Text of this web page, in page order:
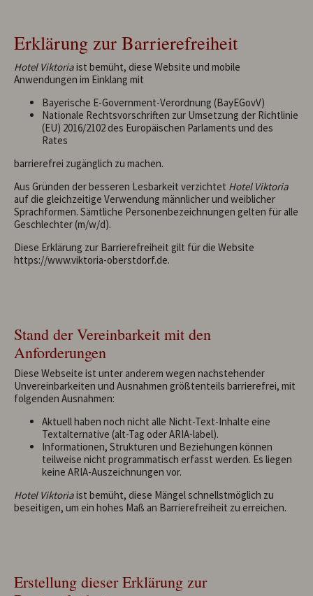
Erklärung zur Barrierefreiheit
Hotel Viktoriaist bemüht, diese Website und mobile
Anwendungen im Einklang mit
Bayerische E-Government-Verordnung (BayEGovV)
Nationale Rechtsvorschriften zur Umsetzung der Richtlinie
(EU) 2016/2102 des Europäischen Parlaments und des
Rates
barrierefrei zugänglich zu machen.
Aus Gründen der besseren Lesbarkeit verzichtet Hotel Viktoria
auf die gleichzeitige Verwendung männlicher und weiblicher
Sprachformen. Sämtliche Personenbezeichnungen gelten für alle
Geschlechter (m/w/d).
Diese Erklärung zur Barrierefreiheit gilt für die Website
https://www.viktoria-oberstdorf.de.
Stand der Vereinbarkeit mit den
Anforderungen
Diese Webseite ist unter anderem wegen nachstehender
Unvereinbarkeiten und Ausnahmen größtenteils barrierefrei, mit
folgenden Ausnahmen:
Aktuell haben noch nicht alle Nicht-Text-Inhalte eine
Textalternative (alt-Tag oder ARIA-label).
Informationen, Strukturen und Beziehungen können
teilweise nicht programmatisch erfasst werden. Es liegen
keine ARIA-Auszeichnungen vor.
Hotel Viktoriaist bemüht, diese Mängel schnellstmöglich zu
beseitigen, um ein hohes Maß an Barrierefreiheit zu erreichen.
Erstellung dieser Erklärung zur